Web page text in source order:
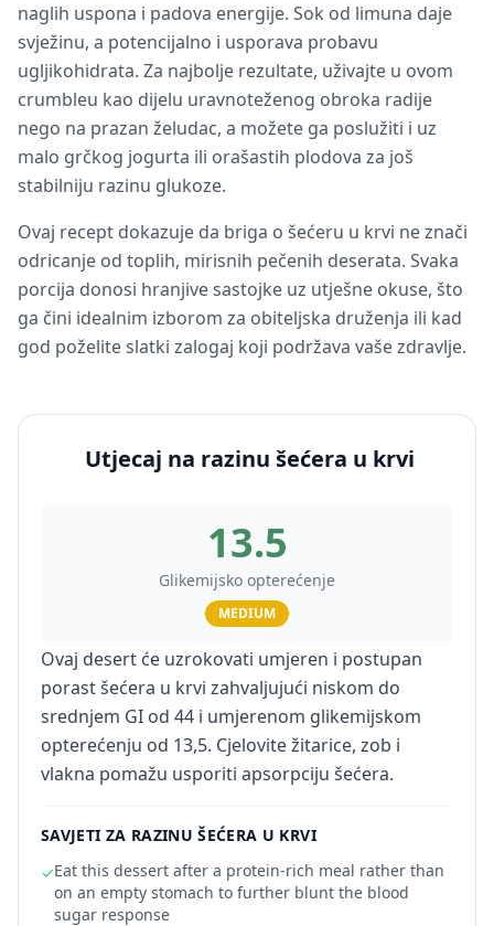
naglih uspona i padova energije. Sok od limuna daje
svježinu, a potencijalno i usporava probavu
ugljikohidrata. Za najbolje rezultate, uživajte u ovom
crumbleu kao dijelu uravnoteženog obroka radije
nego na prazan želudac, a možete ga poslužiti i uz
malo grčkog jogurta ili orašastih plodova za još
stabilniju razinu glukoze.
Ovaj recept dokazuje da briga o šećeru u krvi ne znači
odricanje od toplih, mirisnih pečenih deserata. Svaka
porcija donosi hranjive sastojke uz utješne okuse, što
ga čini idealnim izborom za obiteljska druženja ili kad
god poželite slatki zalogaj koji podržava vaše zdravlje.
Utjecaj na razinu šećera u krvi
13.5
Glikemijsko opterećenje
MEDIUM
Ovaj desert će uzrokovati umjeren i postupan
porast šećera u krvi zahvaljujući niskom do
srednjem GI od 44 i umjerenom glikemijskom
opterećenju od 13,5. Cjelovite žitarice, zob i
vlakna pomažu usporiti apsorpciju šećera.
SAVJETI ZA RAZINU ŠEĆERA U KRVI
✓Eat this dessert after a protein-rich meal rather than
on an empty stomach to further blunt the blood
sugar response